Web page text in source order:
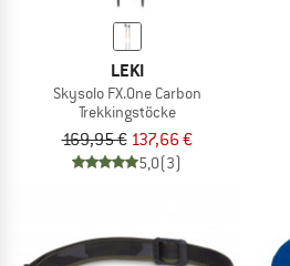
LEKI
Skysolo FX.One Carbon
Trekkingstöcke
169,95 € 137,66 €
5,0(3)